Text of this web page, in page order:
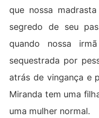
que nossa
segredo de seu
quando nossa
sequestrada por
atrás de vingança e
Miranda tem uma
uma mulher normal.